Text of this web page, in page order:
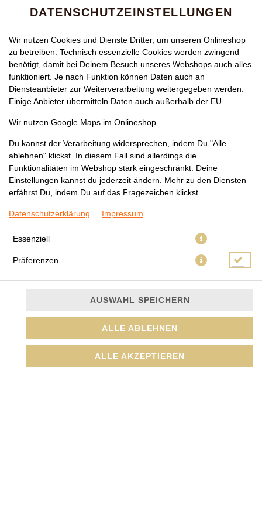
163 PHO XAO MIT
RINDFLEISCH
Gebratene Reisbandnudeln mit Eiern, Lauchzwiebeln,
Sojasprossen, Koriander, Shitake, Pak Choi, Morcheln,
Karotten
DATENSCHUTZEINSTELLUNGEN
Wir nutzen Cookies und Dienste Dritter, um unseren Onlineshop
zu betreiben. Technisch essenzielle Cookies werden zwingend
benötigt, damit bei Deinem Besuch unseres Webshops auch alles
funktioniert. Je nach Funktion können Daten auch an
Diensteanbieter zur Weiterverarbeitung weitergegeben werden.
Einige Anbieter übermitteln Daten auch außerhalb der EU.
Wir nutzen Google Maps im Onlineshop.
Du kannst der Verarbeitung widersprechen, indem Du "Alle
ablehnen" klickst. In diesem Fall sind allerdings die
Funktionalitäten im Webshop stark eingeschränkt. Deine
Einstellungen kannst du jederzeit ändern. Mehr zu den Diensten
erfährst Du, indem Du auf das Fragezeichen klickst.
Datenschutzerklärung Impressum
Essenziell
Präferenzen
AUSWAHL SPEICHERN
ALLE ABLEHNEN
ALLE AKZEPTIEREN